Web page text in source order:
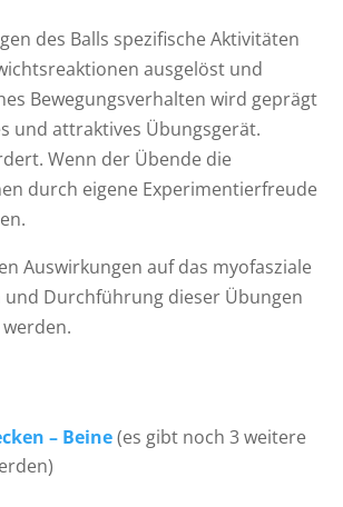
des Balls spezifische Aktivitäten
ausgelöst und
Bewegungsverhalten wird geprägt
und attraktives Übungsgerät.
Wenn der Übende die
durch eigene Experimentierfreude
Auswirkungen auf das myofasziale
Durchführung dieser Übungen
– Beine(es gibt noch 3 weitere